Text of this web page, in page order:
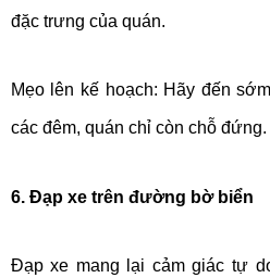
đặc trưng của quán.
Mẹo lên kế hoạch: Hãy đến
các đêm, quán chỉ còn chỗ đứng.
6. Đạp xe trên đường bờ biển
Đạp xe mang lại cảm giác tự